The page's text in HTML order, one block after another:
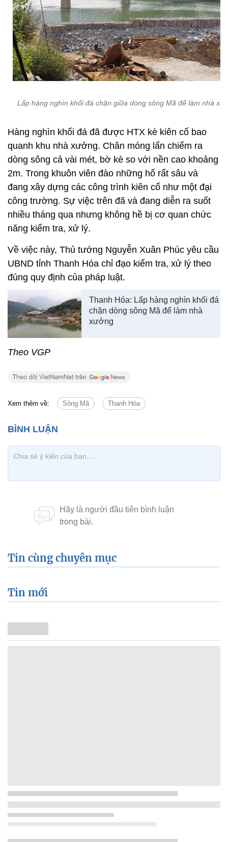
Lấp hàng nghìn khối đá chặn giữa dòng sông Mã để làm nhà
Hàng nghìn khối đá đã được HTX kè kiên cố bao
quanh khu nhà xưởng. Chân móng lấn chiếm ra
dòng sông cả vài mét, bờ kè so với nền cao khoảng
2m. Trong khuôn viên đào những hố rất sâu và
đang xây dựng các công trình kiên cố như một đại
công trường. Sự việc trên đã và đang diễn ra suốt
nhiều tháng qua nhưng không hề bị cơ quan chức
năng kiểm tra, xử lý.
Về việc này, Thủ tướng Nguyễn Xuân Phúc yêu cầu
UBND tỉnh Thanh Hóa chỉ đạo kiểm tra, xử lý theo
đúng quy định của pháp luật.
Thanh Hóa: Lấp hàng nghìn khối đá
chặn dòng sông Mã để làm nhà
xưởng
Theo VGP
Xem thêm về: Sông Mã Thanh Hóa
Tin cùng chuyên mục
Tin mới